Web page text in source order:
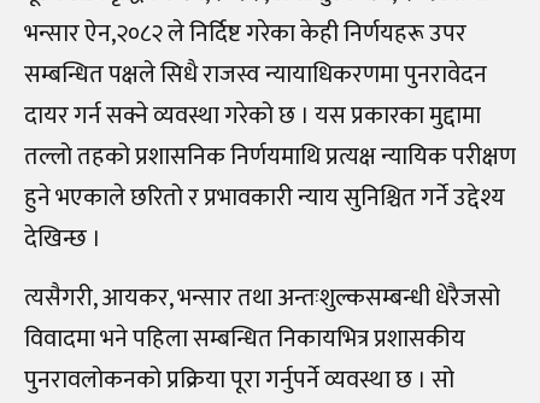
भन्सार ऐन,२०८२ ले निर्दिष्ट गरेका केही निर्णयहरू उपर
सम्बन्धित पक्षले सिधै राजस्व न्यायाधिकरणमा पुनरावेदन
दायर गर्न सक्ने व्यवस्था गरेको छ । यस प्रकारका मुद्दामा
तल्लो तहको प्रशासनिक निर्णयमाथि प्रत्यक्ष न्यायिक परीक्षण
हुने भएकाले छरितो र प्रभावकारी न्याय सुनिश्चित गर्ने उद्देश्य
देखिन्छ ।
त्यसैगरी, आयकर, भन्सार तथा अन्तःशुल्कसम्बन्धी धेरैजसो
विवादमा भने पहिला सम्बन्धित निकायभित्र प्रशासकीय
पुनरावलोकनको प्रक्रिया पूरा गर्नुपर्ने व्यवस्था छ । सो